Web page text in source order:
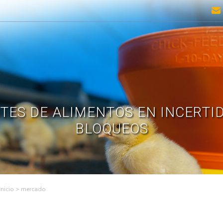
DE ALIMENTOS EN
BLOQUEOS
> mercado